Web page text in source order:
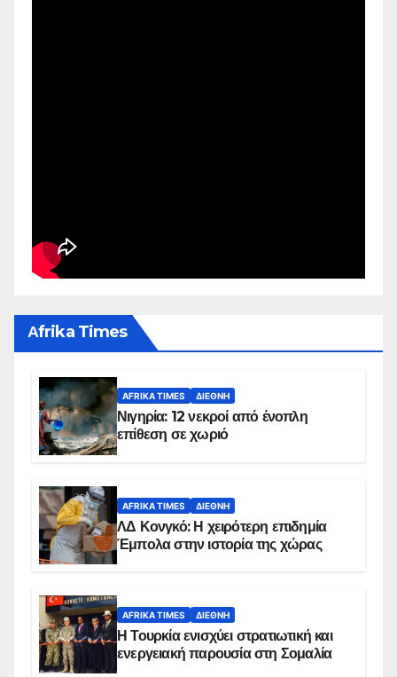
Αfrika Times
AFRIKA TIMES ΔΙΕΘΝΉ
Νιγηρία: 12 νεκροί από ένοπλη
επίθεση σε χωριό
AFRIKA TIMES ΔΙΕΘΝΉ
ΛΔ Κονγκό: Η χειρότερη επιδημία
Έμπολα στην ιστορία της χώρας
AFRIKA TIMES ΔΙΕΘΝΉ
Η Τουρκία ενισχύει στρατιωτική και
ενεργειακή παρουσία στη Σομαλία